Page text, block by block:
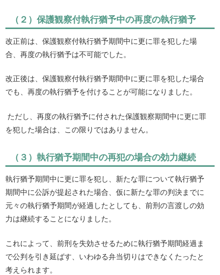
（２）保護観察付執行猶予中の再度の執行猶予
改正前は、保護観察付執行猶予期間中に更に罪を犯した場
合、再度の執行猶予は不可能でした。
改正後は、保護観察付執行猶予期間中に更に罪を犯した場合
でも、再度の執行猶予を付けることが可能になりました。
ただし、再度の執行猶予に付された保護観察期間中に更に罪
を犯した場合は、この限りではありません。
（３）執行猶予期間中の再犯の場合の効力継続
執行猶予期間中に更に罪を犯し、新たな罪について執行猶予
期間中に公訴が提起された場合、仮に新たな罪の判決までに
元々の執行猶予期間が経過したとしても、前刑の言渡しの効
力は継続することになりました。
これによって、前刑を失効させるために執行猶予期間経過ま
で公判を引き延ばす、いわゆる弁当切りはできなくたったと
考えられます。